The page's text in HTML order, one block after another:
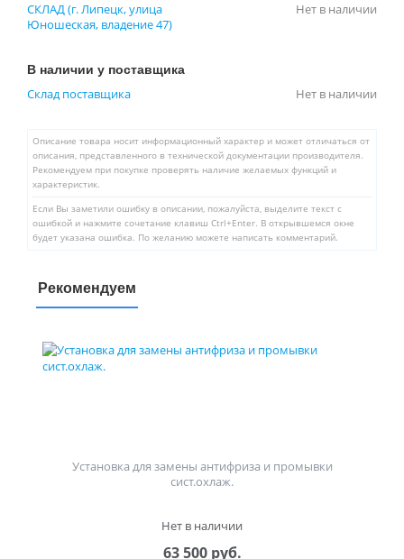
СКЛАД (г. Липецк, улица
Юношеская, владение 47)
Нет в наличии
В наличии у поставщика
Склад поставщика Нет в наличии
Описание товара носит информационный характер и может отличаться от
описания, представленного в технической документации производителя.
Рекомендуем при покупке проверять наличие желаемых функций и
характеристик.
Если Вы заметили ошибку в описании, пожалуйста, выделите текст с
ошибкой и нажмите сочетание клавиш Ctrl+Enter. В открывшемся окне
будет указана ошибка. По желанию можете написать комментарий.
Рекомендуем
Установка для замены антифриза и промывки
сист.охлаж.
Нет в наличии
63 500 руб.